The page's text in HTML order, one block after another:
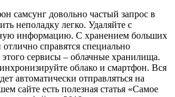
самсунг довольно частый запрос в
неполадку легко. Удаляйте с
информацию. С хранением больших
справятся специально
сервисы – облачные хранилища.
облако и смартфон. Вся
автоматически отправляться на
сайте есть полезная статья «Самое